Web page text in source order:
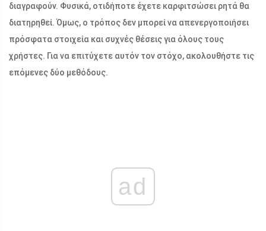
διαγραφούν. Φυσικά, οτιδήποτε έχετε καρφιτσώσει ρητά θα
διατηρηθεί. Όμως, ο τρόπος δεν μπορεί να απενεργοποιήσει
πρόσφατα στοιχεία και συχνές θέσεις για όλους τους
χρήστες. Για να επιτύχετε αυτόν τον στόχο, ακολουθήστε τις
επόμενες δύο μεθόδους.
ad